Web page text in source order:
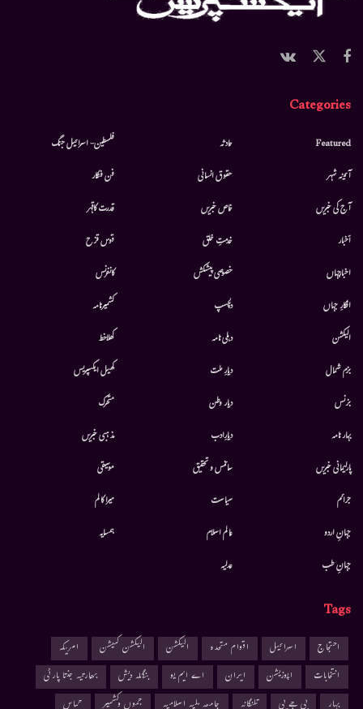
Categories
Featured
آئینہ شہر
آج کی خبریں
أخبار
اخبارجہاں
افکارِ جہاں
الیکشن
بزم شمال
بزنس
بہار نامہ
پارلیمانی خبریں
جرائم
جہانِ اردو
جہانِ طب
حادثہ
حقوق انسانی
خاص خبریں
خدمتِ خلق
خصوصی پیشکش
دلچسپ
دہلی نامہ
دیارِ ملت
دیار وطن
دیارِادب
سائنس و تحقیق
سیاست
عالم اسلام
عدلیہ
فلسطین- اسرائیل جنگ
فن فنکار
قدرت کاقہر
قوس قزح
کانفرنس
کشمیرنامہ
کھلاخط
کھیل ایکسپریس
متحرك
مذہبی خبریں
موسيقى
میرا کالم
ہمسایہ
Tags
احتجاج اسرائیل اقوام متحدہ الیکشن الیکشن کمیشن
امریکہ
انتخابات
اپوزیشن ایران اے ایم یو بنگلہ دیش
بھارتیہ جنتا پارٹی